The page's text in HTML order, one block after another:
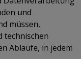
und
müssen,
technischen
Abläufe, in jedem